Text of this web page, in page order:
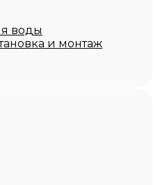
воды
и монтаж